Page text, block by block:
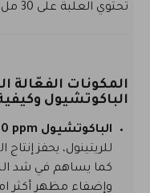
تحتوي العلبة على 30 مل.
المكونات الفعّالة
الباكوتشيول
الباكوتشيول Bakuchiol – 5,000 ppm.
للريتينول، يحفز
كما يساهم في شد
وإضفاء مظهر أكثر